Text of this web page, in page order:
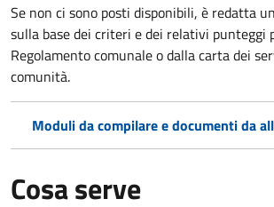
Se non ci sono posti disponibili, è redatta
sulla base dei criteri e dei relativi punteggi
Regolamento comunale o dalla carta dei
comunità.
Moduli da compilare e documenti da
Cosa serve